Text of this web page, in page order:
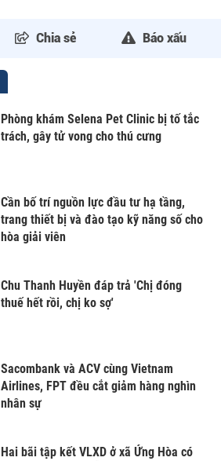
Chia sẻ Báo xấu
Phòng khám Selena Pet Clinic bị tố tắc
trách, gây tử vong cho thú cưng
Cần bố trí nguồn lực đầu tư hạ tầng,
trang thiết bị và đào tạo kỹ năng số cho
hòa giải viên
Chu Thanh Huyền đáp trả 'Chị đóng
thuế hết rồi, chị ko sợ'
Sacombank và ACV cùng Vietnam
Airlines, FPT đều cắt giảm hàng nghìn
nhân sự
Hai bãi tập kết VLXD ở xã Ứng Hòa có